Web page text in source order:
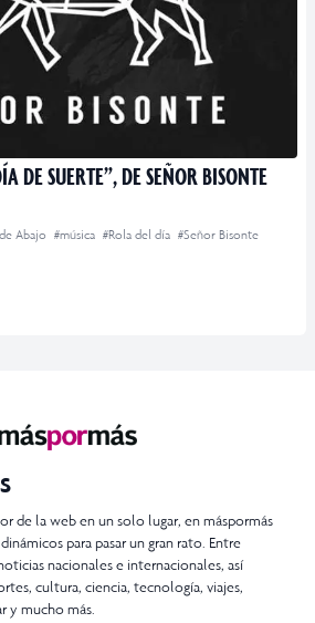
DE SUERTE”, DE SEÑOR BISONTE
Abajo #música #Rola del día #Señor Bisonte
de la web en un solo lugar, en máspormás
para pasar un gran rato. Entre
nacionales e internacionales, así
cultura, ciencia, tecnología, viajes,
y mucho más.